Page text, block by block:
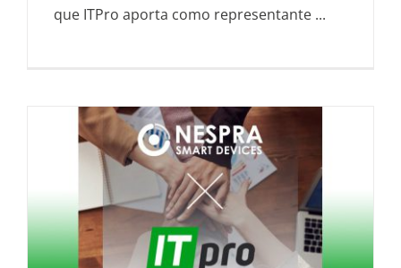
que ITPro aporta como representante ...